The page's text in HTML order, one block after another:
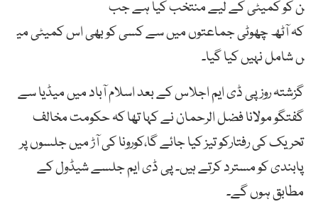
نکوکمیٹیکےلیےمنتخبکیاہےجب
کہآٹھچھوٹیجماعتوںمیںسےکسیکوبھیاسکمیٹیمی
ںشاملنہیںکیاگیا۔
گزشتہ روز پی ڈی ایم اجلاس کے بعد اسلام آباد میں میڈیا سے
گفتگو مولانا فضل الرحمان نے کہا تھا کہ حکومت مخالف
تحریک کی رفتارکو تیز کیا جائے گا،کورونا کی آڑ میں جلسوں پر
پابندی کو مسترد کرتے ہیں۔ پی ڈی ایم جلسے شیڈول کے
مطابق ہوں گے۔